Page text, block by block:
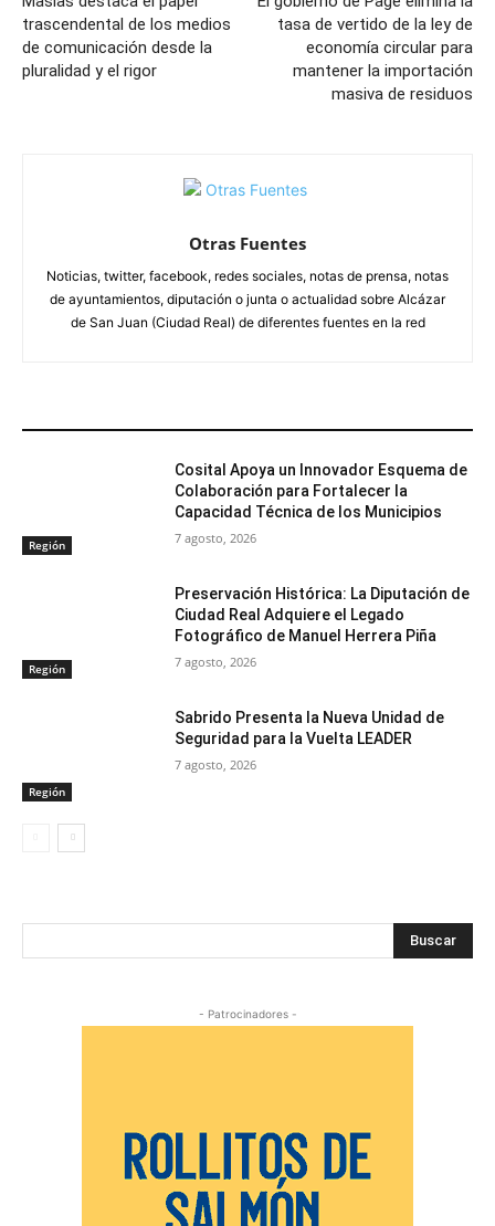
trascendental de los medios
de comunicación desde la
pluralidad y el rigor
tasa de vertido de la ley de
economía circular para
mantener la importación
masiva de residuos
Otras Fuentes
Noticias, twitter, facebook, redes sociales, notas de prensa, notas
de ayuntamientos, diputación o junta o actualidad sobre Alcázar
de San Juan (Ciudad Real) de diferentes fuentes en la red
Región
Cosital Apoya un Innovador Esquema de
Colaboración para Fortalecer la
Capacidad Técnica de los Municipios
7 agosto, 2026
Región
Preservación Histórica: La Diputación de
Ciudad Real Adquiere el Legado
Fotográfico de Manuel Herrera Piña
7 agosto, 2026
Región
Sabrido Presenta la Nueva Unidad de
Seguridad para la Vuelta LEADER
7 agosto, 2026
Buscar
- Patrocinadores -